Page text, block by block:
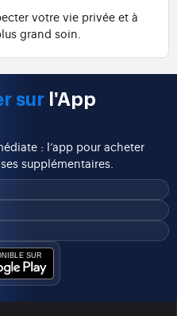
votre vie privée et à
grand soin.
sur l'App
: l’app pour acheter
supplémentaires.